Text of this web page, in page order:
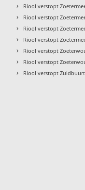
› Riool verstopt
› Riool verstopt
› Riool verstopt
› Riool verstopt
› Riool verstopt
› Riool verstopt
› Riool verstopt Zuidbuurt